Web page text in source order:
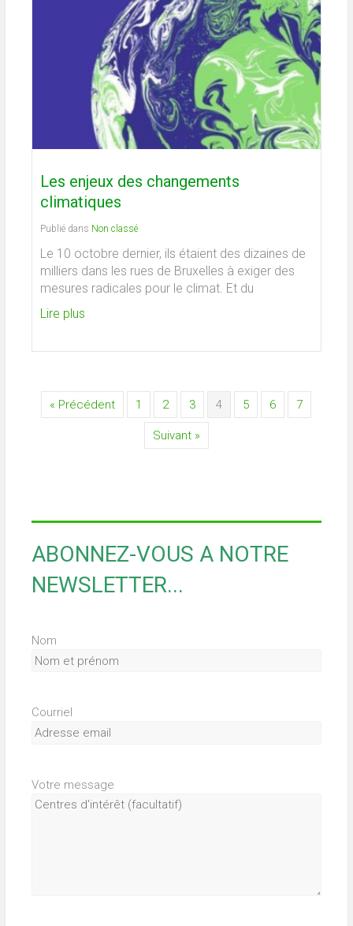
Les enjeux des changements
climatiques
Publié dans Non classé
Le 10 octobre dernier, ils étaient des dizaines de
milliers dans les rues de Bruxelles à exiger des
mesures radicales pour le climat. Et du
Lire plus
« Précédent 1 2 3 4 5 6 7
Suivant »
ABONNEZ-VOUS A NOTRE
NEWSLETTER...
Nom
Courriel
Votre message